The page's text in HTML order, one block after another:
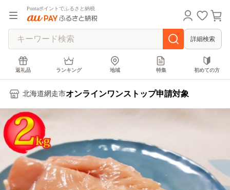
Pontaポイントでふるさと納税
詳細検索
返礼品 ランキング 地域 特集 初めての方
北海道網走市オンラインワンストップ申請対象